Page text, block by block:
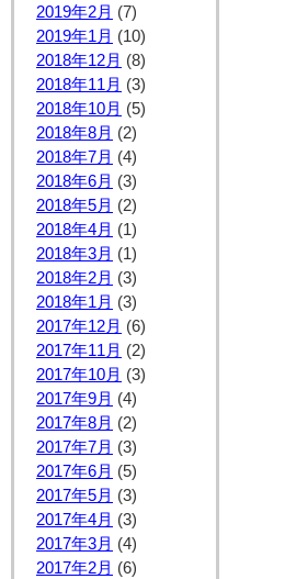
2019年2月 (7)
2019年1月 (10)
2018年12月 (8)
2018年11月 (3)
2018年10月 (5)
2018年8月 (2)
2018年7月 (4)
2018年6月 (3)
2018年5月 (2)
2018年4月 (1)
2018年3月 (1)
2018年2月 (3)
2018年1月 (3)
2017年12月 (6)
2017年11月 (2)
2017年10月 (3)
2017年9月 (4)
2017年8月 (2)
2017年7月 (3)
2017年6月 (5)
2017年5月 (3)
2017年4月 (3)
2017年3月 (4)
2017年2月 (6)